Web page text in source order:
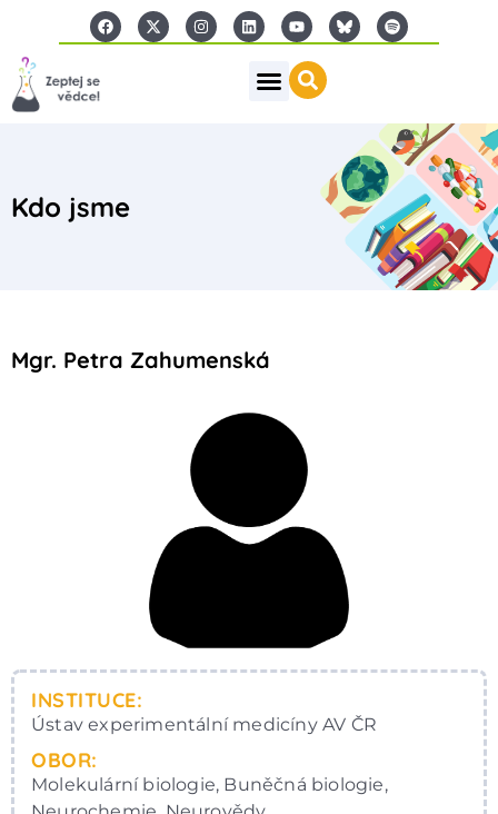
Kdo jsme
Mgr. Petra Zahumenská
INSTITUCE:
Ústav experimentální medicíny AV ČR
OBOR:
Molekulární biologie, Buněčná biologie,